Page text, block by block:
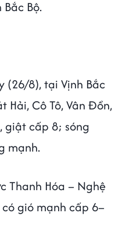
Bộ.
(26/8), tại Vịnh Bắc
Hải, Cô Tô, Vân Đồn,
giật cấp 8; sóng
mạnh.
Thanh Hóa – Nghệ
gió mạnh cấp 6–